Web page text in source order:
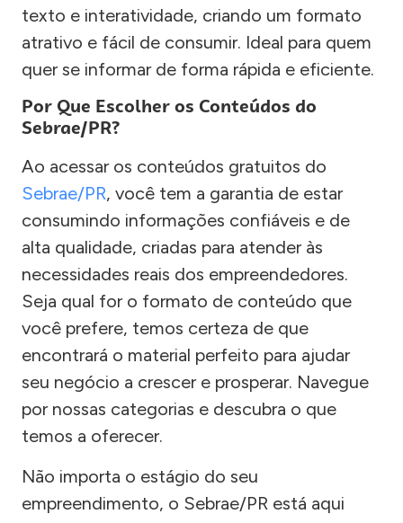
texto e interatividade, criando um formato
atrativo e fácil de consumir. Ideal para quem
quer se informar de forma rápida e eficiente.
Por Que Escolher os Conteúdos do
Sebrae/PR?
Ao acessar os conteúdos gratuitos do
Sebrae/PR, você tem a garantia de estar
consumindo informações confiáveis e de
alta qualidade, criadas para atender às
necessidades reais dos empreendedores.
Seja qual for o formato de conteúdo que
você prefere, temos certeza de que
encontrará o material perfeito para ajudar
seu negócio a crescer e prosperar. Navegue
por nossas categorias e descubra o que
temos a oferecer.
Não importa o estágio do seu
empreendimento, o Sebrae/PR está aqui